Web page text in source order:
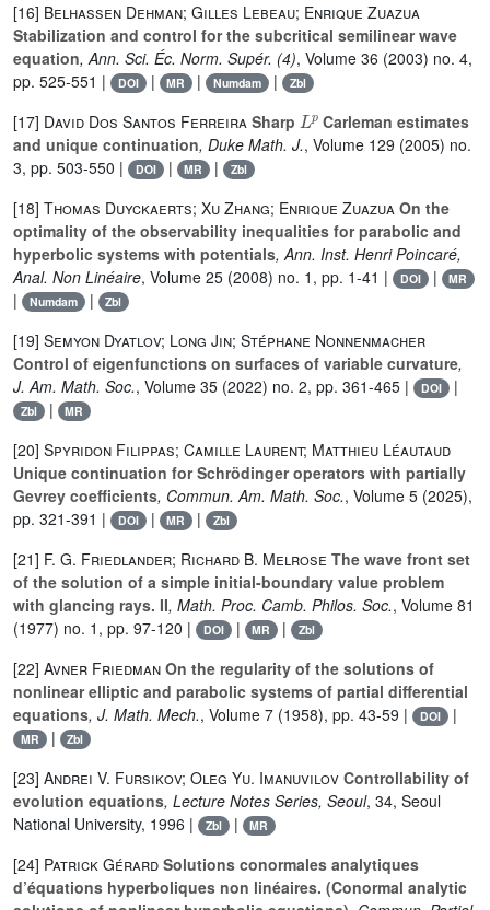
[16] Belhassen Dehman; Gilles Lebeau; Enrique Zuazua
Stabilization and control for the subcritical semilinear wave
equation, Ann. Sci. Éc. Norm. Supér. (4), Volume 36 (2003) no. 4,
pp. 525-551 |
DOI | MR | Numdam | Zbl
[17] David Dos Santos Ferreira Sharp Lp Carleman estimates
and unique continuation, Duke Math. J., Volume 129 (2005) no.
3, pp. 503-550 |
DOI | MR | Zbl
[18] Thomas Duyckaerts; Xu Zhang; Enrique Zuazua On the
optimality of the observability inequalities for parabolic and
hyperbolic systems with potentials, Ann. Inst. Henri Poincaré,
Anal. Non Linéaire, Volume 25 (2008) no. 1, pp. 1-41 | DOI | MR
| Numdam | Zbl
[19] Semyon Dyatlov; Long Jin; Stéphane Nonnenmacher
Control of eigenfunctions on surfaces of variable curvature,
J. Am. Math. Soc., Volume 35 (2022) no. 2, pp. 361-465 | DOI |
Zbl | MR
[20] Spyridon Filippas; Camille Laurent; Matthieu Léautaud
Unique continuation for Schrödinger operators with partially
Gevrey coefficients, Commun. Am. Math. Soc., Volume 5 (2025),
pp. 321-391 |
DOI | MR | Zbl
[21] F. G. Friedlander; Richard B. Melrose The wave front set
of the solution of a simple initial-boundary value problem
with glancing rays. II, Math. Proc. Camb. Philos. Soc., Volume 81
(1977) no. 1, pp. 97-120 |
DOI | MR | Zbl
[22] Avner Friedman On the regularity of the solutions of
nonlinear elliptic and parabolic systems of partial differential
equations, J. Math. Mech., Volume 7 (1958), pp. 43-59 | DOI |
MR | Zbl
[23] Andrei V. Fursikov; Oleg Yu. Imanuvilov Controllability of
evolution equations, Lecture Notes Series, Seoul, 34, Seoul
National University, 1996 |
Zbl | MR
[24] Patrick Gérard Solutions conormales analytiques
d’équations hyperboliques non linéaires. (Conormal analytic